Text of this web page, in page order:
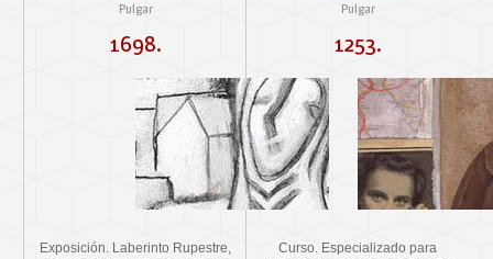
Pulgar
1698.
Exposición. Laberinto Rupestre,
Pulgar
1253.
Curso. Especializado para